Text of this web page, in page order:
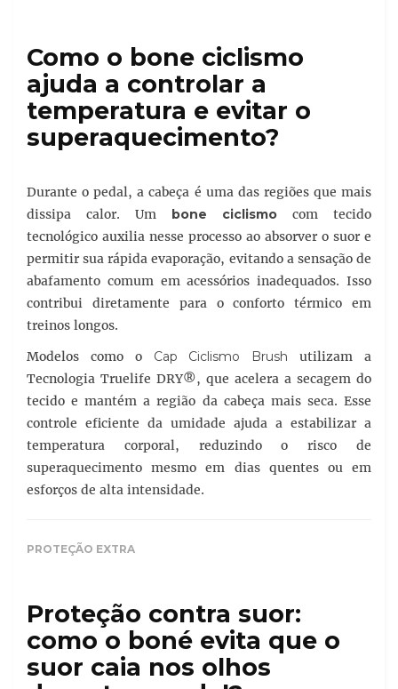
Como o bone ciclismo
ajuda a controlar a
temperatura e evitar o
superaquecimento?
Durante o pedal, a cabeça é uma das regiões que mais
dissipa calor. Um
bone ciclismo com tecido
tecnológico auxilia nesse processo ao absorver o suor e
permitir sua rápida evaporação, evitando a sensação de
abafamento comum em acessórios inadequados. Isso
contribui diretamente para o conforto térmico em
treinos longos.
Modelos como o Cap Ciclismo Brush utilizam a
Tecnologia Truelife DRY®, que acelera a secagem do
tecido e mantém a região da cabeça mais seca. Esse
controle eficiente da umidade ajuda a estabilizar a
temperatura corporal, reduzindo o risco de
superaquecimento mesmo em dias quentes ou em
esforços de alta intensidade.
PROTEÇÃO EXTRA
Proteção contra suor:
como o boné evita que o
suor caia nos olhos